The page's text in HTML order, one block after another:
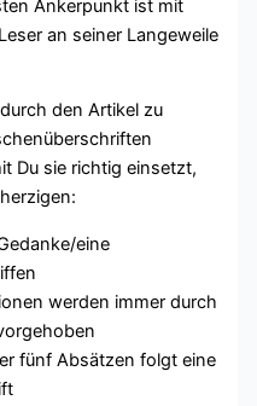
Ankerpunkt ist mit
an seiner Langeweile
den Artikel zu
Du sie richtig einsetzt,
eine
werden immer durch
fünf Absätzen folgt eine